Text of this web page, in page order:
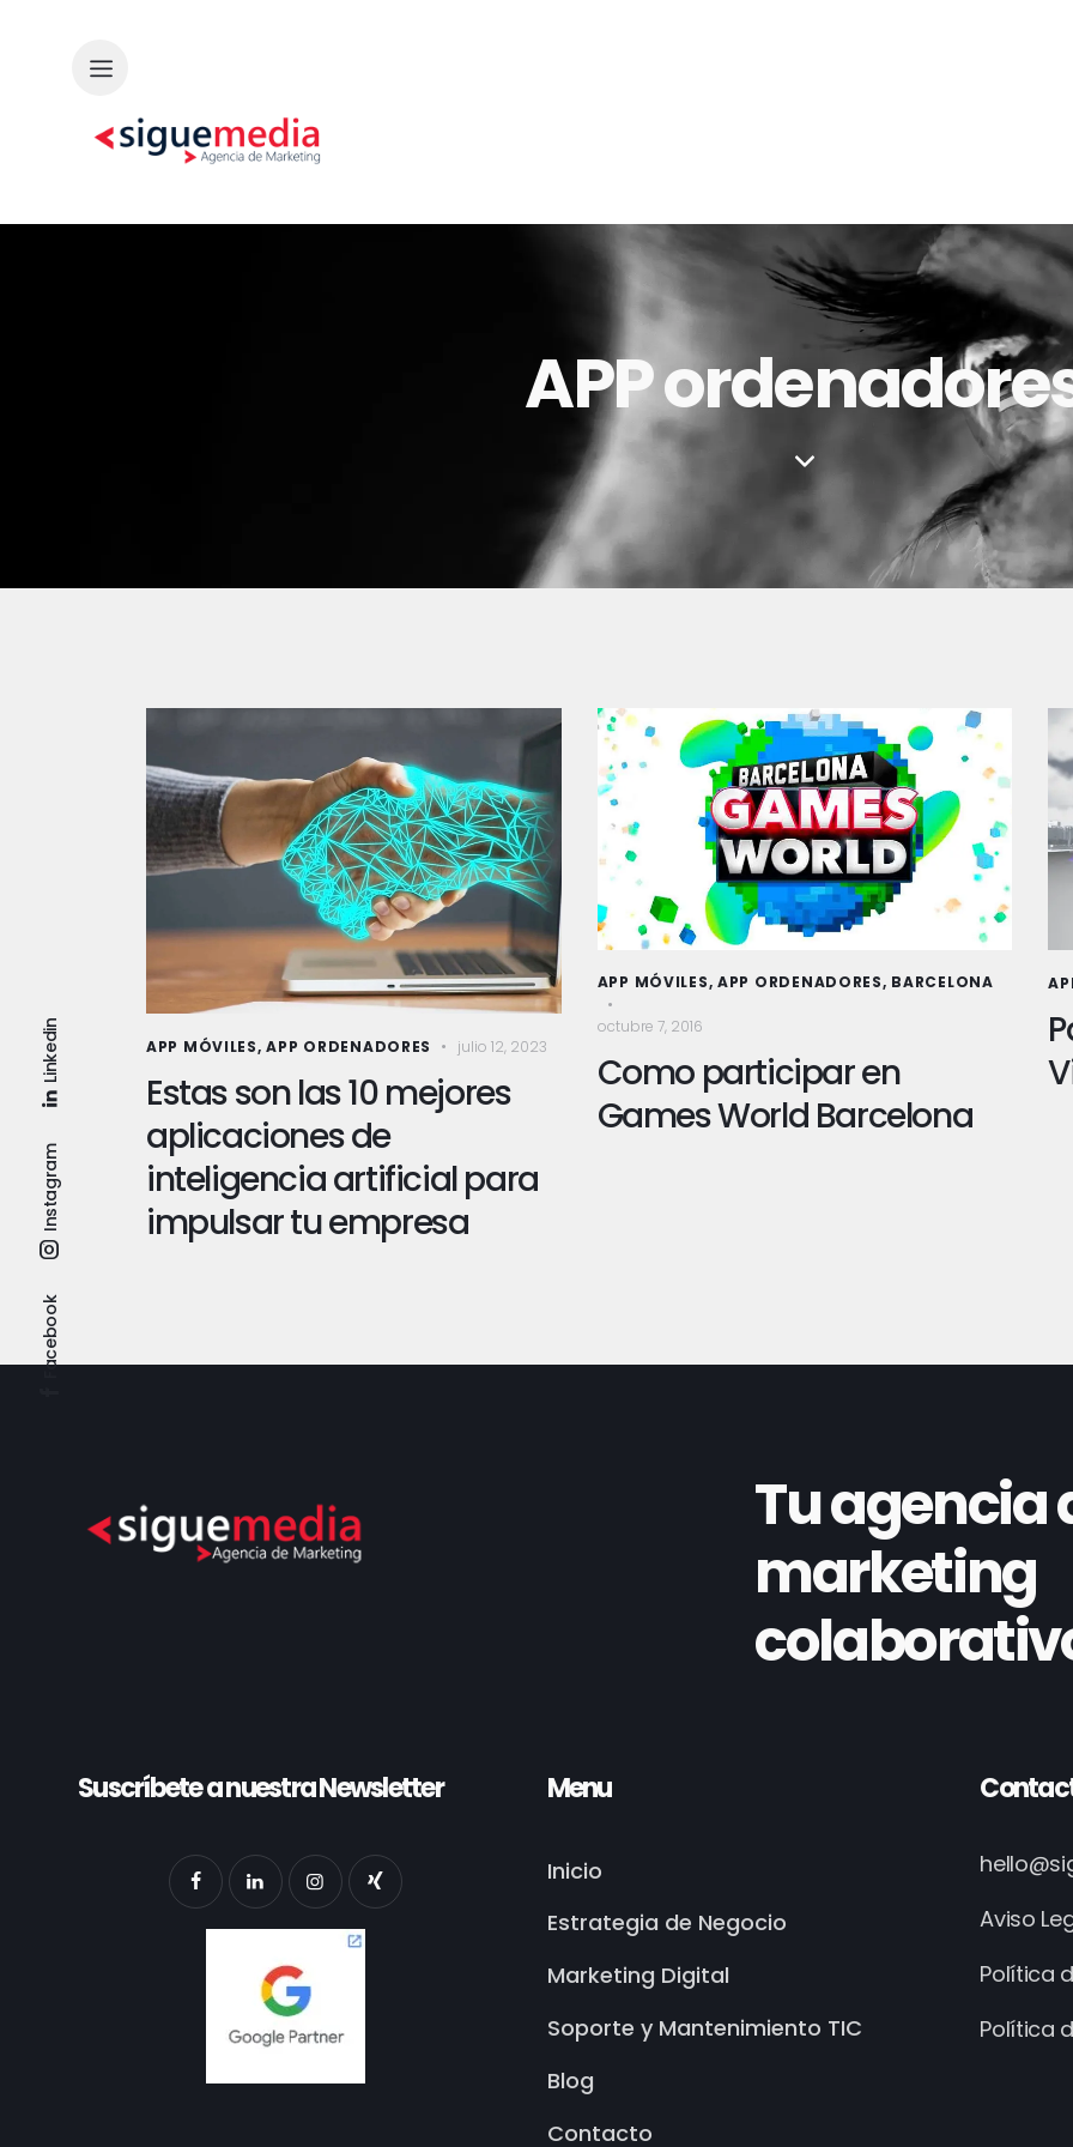
APP
APP MÓVILES,APP ORDENADORES julio 12, 2023
Estas son las 10 mejores
aplicaciones de
inteligencia artificial para
impulsar tu empresa
APP MÓVILES,APP ORDENADORES, BARCELONA
octubre 7, 2016
Como participar en
Games World Barcelona
Tu agencia
marketing
Suscríbete a nuestra Newsletter Menu
Inicio
Estrategia de Negocio
Marketing Digital
Soporte y Mantenimiento TIC
Blog
Contacto
Aviso
Política
Política
Facebook
Instagram
Linkedin